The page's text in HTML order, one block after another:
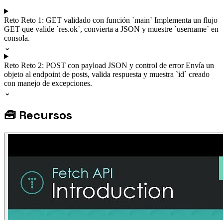
Reto Reto 1: GET validado con función `main` Implementa un flujo
GET que valide `res.ok`, convierta a JSON y muestre `username` en
consola.
⌄
Reto Reto 2: POST con payload JSON y control de errorEnvía un
objeto al endpoint de posts, valida respuesta y muestra `id` creado
con manejo de excepciones.
⌄
🧰 Recursos